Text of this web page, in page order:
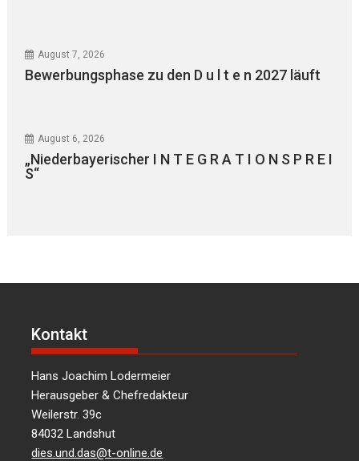
August 7, 2026
Bewerbungsphase zu den D u l t e n 2027 läuft
August 6, 2026
„Niederbayerischer I N T E G R A T I O N S P R E I
S“
Kontakt
Hans Joachim Lodermeier
Herausgeber & Chefredakteur
Weilerstr. 39c
84032 Landshut
dies.und.das@t-online.de